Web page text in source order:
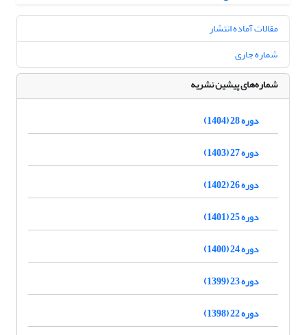
مقالات آماده انتشار
شماره جاری
شماره‌های پیشین نشریه
دوره 28 (1404)
دوره 27 (1403)
دوره 26 (1402)
دوره 25 (1401)
دوره 24 (1400)
دوره 23 (1399)
دوره 22 (1398)